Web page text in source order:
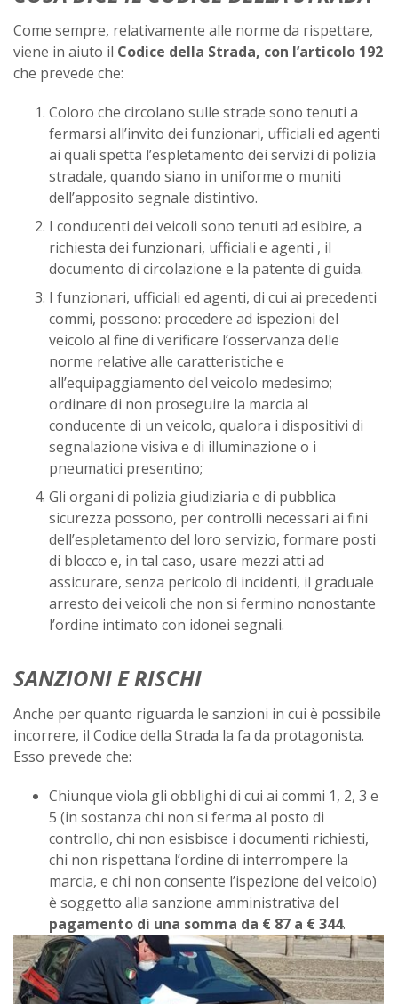
Come sempre, relativamente alle norme da rispettare,
viene in aiuto il Codice della Strada, con l’articolo 192
che prevede che:
Coloro che circolano sulle strade sono tenuti a
fermarsi all’invito dei funzionari, ufficiali ed agenti
ai quali spetta l’espletamento dei servizi di polizia
stradale, quando siano in uniforme o muniti
dell’apposito segnale distintivo.
I conducenti dei veicoli sono tenuti ad esibire, a
richiesta dei funzionari, ufficiali e agenti , il
documento di circolazione e la patente di guida.
I funzionari, ufficiali ed agenti, di cui ai precedenti
commi, possono: procedere ad ispezioni del
veicolo al fine di verificare l’osservanza delle
norme relative alle caratteristiche e
all’equipaggiamento del veicolo medesimo;
ordinare di non proseguire la marcia al
conducente di un veicolo, qualora i dispositivi di
segnalazione visiva e di illuminazione o i
pneumatici presentino;
Gli organi di polizia giudiziaria e di pubblica
sicurezza possono, per controlli necessari ai fini
dell’espletamento del loro servizio, formare posti
di blocco e, in tal caso, usare mezzi atti ad
assicurare, senza pericolo di incidenti, il graduale
arresto dei veicoli che non si fermino nonostante
l’ordine intimato con idonei segnali.
SANZIONI E RISCHI
Anche per quanto riguarda le sanzioni in cui è possibile
incorrere, il Codice della Strada la fa da protagonista.
Esso prevede che:
Chiunque viola gli obblighi di cui ai commi 1, 2, 3 e
5 (in sostanza chi non si ferma al posto di
controllo, chi non esisbisce i documenti richiesti,
chi non rispettana l’ordine di interrompere la
marcia, e chi non consente l’ispezione del veicolo)
è soggetto alla sanzione amministrativa del
pagamento di una somma da € 87 a € 344.